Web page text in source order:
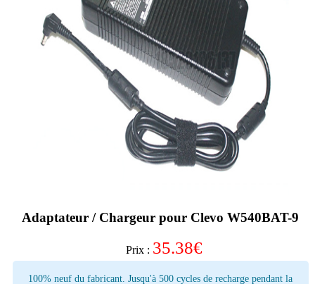
Adaptateur / Chargeur pour Clevo W540BAT-9
Prix : 35.38€
100% neuf du fabricant. Jusqu'à 500 cycles de recharge pendant la